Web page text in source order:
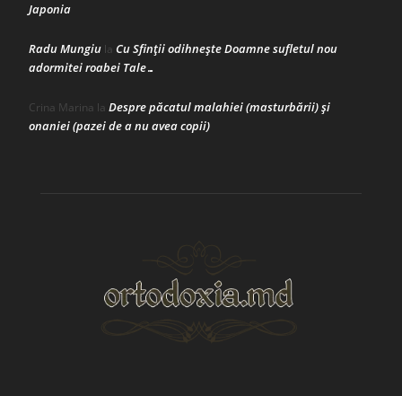
Japonia
Radu Mungiu la Cu Sfinții odihnește Doamne sufletul nou
adormitei roabei Tale…
Crina Marina la Despre păcatul malahiei (masturbării) şi
onaniei (pazei de a nu avea copii)